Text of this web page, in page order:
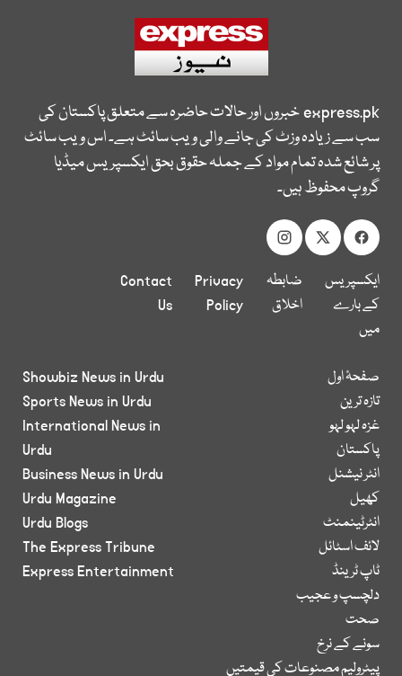
express.pkخبروں اور حالات حاضرہ سے متعلق پاکستان کی
سب سے زیادہ وزٹ کی جانے والی ویب سائٹ ہے۔ اس ویب سائٹ
پر شائع شدہ تمام مواد کے جملہ حقوق بحق ایکسپریس میڈیا
گروپ محفوظ ہیں۔
ایکسپریس
کے بارے
میں
ضابطہ
اخلاق
Privacy
Policy
Contact
Us
صفحۂ اول
تازہ ترین
غزہ لہو لہو
پاکستان
انٹر نیشنل
کھیل
انٹرٹینمنٹ
لائف اسٹائل
ٹاپ ٹرینڈ
دلچسپ و عجیب
صحت
سونے کے نرخ
پیٹرولیم مصنوعات کی قیمتیں
Showbiz News in Urdu
Sports News in Urdu
International News in
Urdu
Business News in Urdu
Urdu Magazine
Urdu Blogs
The Express Tribune
Express Entertainment